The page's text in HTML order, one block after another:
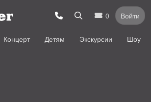
0 Войти
Концерт Детям Экскурсии Шоу